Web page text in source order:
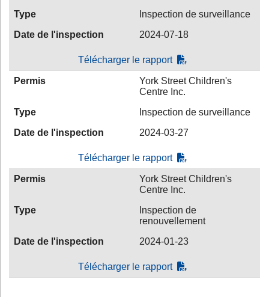
Type
Inspection de surveillance
Date de l'inspection
2024-07-18
Télécharger le rapport
Permis
York Street Children's
Centre Inc.
Type
Inspection de surveillance
Date de l'inspection
2024-03-27
Télécharger le rapport
Permis
York Street Children's
Centre Inc.
Type
Inspection de
renouvellement
Date de l'inspection
2024-01-23
Télécharger le rapport